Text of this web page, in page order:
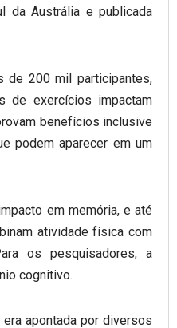
da Austrália e publicada
de 200 mil participantes,
de exercícios impactam
benefícios inclusive
podem aparecer em um
em memória, e até
atividade física com
os pesquisadores, a
cognitivo.
apontada por diversos